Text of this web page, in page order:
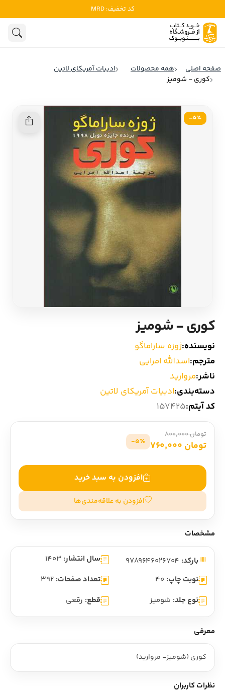
کد تخفیف: MRD
ادبیات
روانشناسی
تاریخ و سیاست
کودک و نوجوان
ادیان و اساطیر
ادبیات فرانسه
ادبیات ایتالیا
ادبیات روسیه
ادبیات آمریکای لاتین
ادبیات آلمان
ادبیات ترکیه
ادبیات آسیا
سایر کشورهای اروپا
داستان کوتاه
صفحه اصلی همه محصولات
ادبیات آمریکای لاتین
کوری - شومیز
5٪-
کوری - شومیز
نویسنده:ژوزه ساراماگو
مترجم:اسدالله امرایی
ناشر:مروارید
دسته‌بندی:ادبیات آمریکای لاتین
کد آیتم:157425
تومان 800,000
تومان 760,000 5٪-
افزودن به سبد خرید
افزودن به علاقه‌مندی‌ها
مشخصات
بارکد: سال انتشار: 1403
نوبت چاپ: 40 تعداد صفحات: 392
نوع جلد: شومیز قطع: رقعی
معرفی
کوری (شومیز- مروارید)
نظرات کاربران